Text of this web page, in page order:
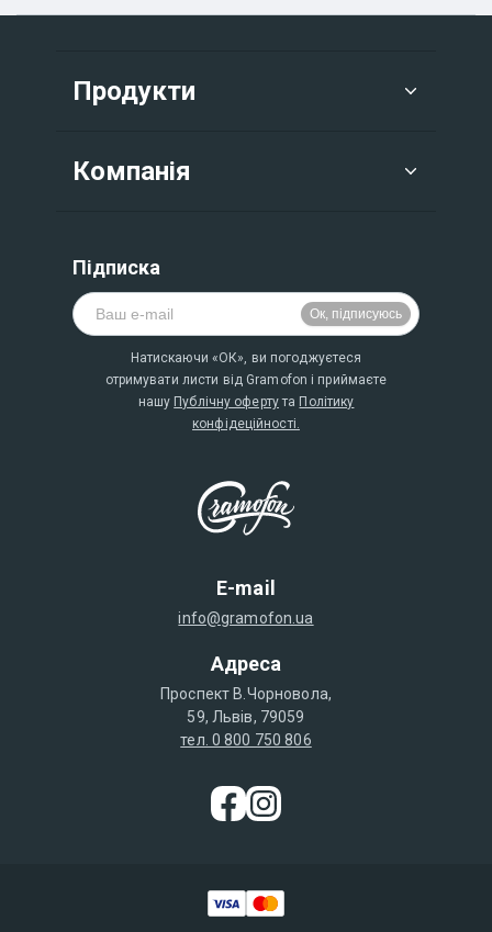
E-mail
info@gramofon.ua
Адреса
Проспект В.Чорновола,
59, Львів, 79059
тел. 0 800 750 806
Продукти
Компанія
Підписка
Натискаючи «ОК», ви погоджуєтеся
отримувати листи від Gramofon і приймаєте
нашу Публічну офертута Політику
конфідеційності.